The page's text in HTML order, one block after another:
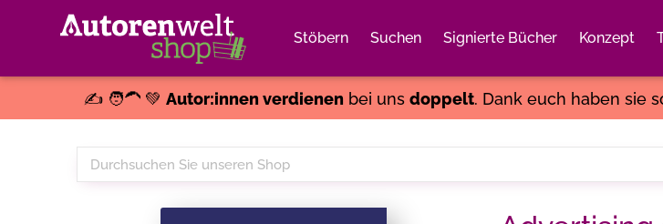
Stöbern Suchen Signierte Bücher Konzept
✍️ 🧑‍🦱 💚 Autor:innen verdienenbei uns doppelt. Dank euch haben sie
Durchsuchen
Sie